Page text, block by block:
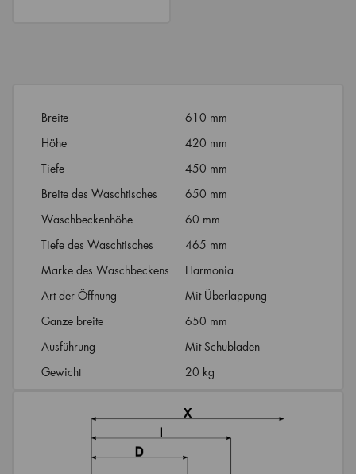
Breite
610 mm
Höhe
420 mm
Tiefe
450 mm
Breite des Waschtisches
650 mm
Waschbeckenhöhe
60 mm
Tiefe des Waschtisches
465 mm
Marke des Waschbeckens
Harmonia
Art der Öffnung
Mit Überlappung
Ganze breite
650 mm
Ausführung
Mit Schubladen
Gewicht
20 kg